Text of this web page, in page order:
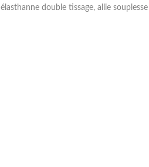
élasthanne double tissage, allie